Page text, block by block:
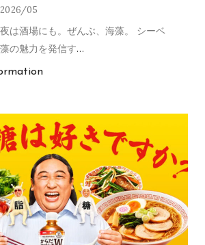
2026/05
は酒場にも。ぜんぶ、海藻。 シーベ
の魅力を発信す…